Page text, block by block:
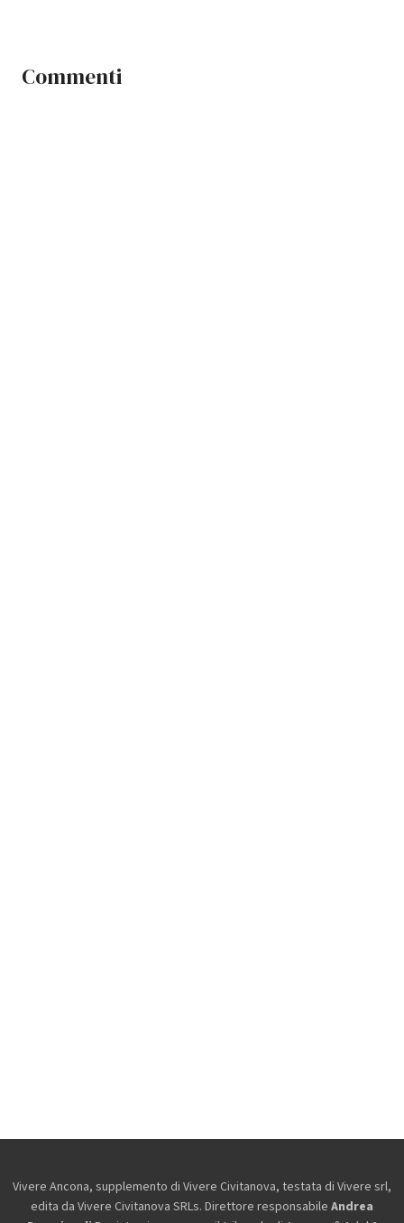
Commenti
Vivere Ancona, supplemento di Vivere Civitanova, testata di Vivere srl,
edita da Vivere Civitanova SRLs. Direttore responsabile Andrea